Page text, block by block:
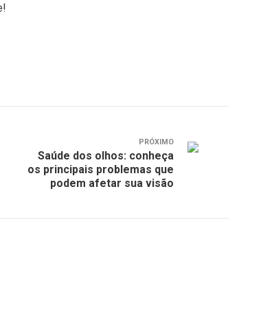
PRÓXIMO
Saúde dos olhos: conheça
os principais problemas que
podem afetar sua visão